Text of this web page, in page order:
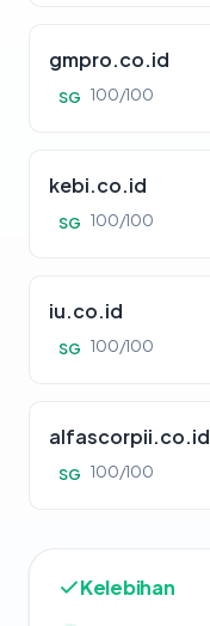
gmpro.co.id
SG 100/100
kebi.co.id
SG 100/100
iu.co.id
SG 100/100
alfascorpii.co.id
SG 100/100
Kelebihan